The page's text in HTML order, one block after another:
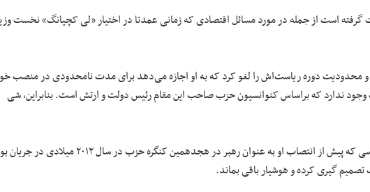
است از جمله در مورد مسائل اقتصادی که زمانی عمدتا در اختیار «لی کچیانگ» نخست
و محدودیت دوره ریاست‌اش را لغو کرد که به او اجازه می‌دهد برای مدت نامحدودی در منصب
ندارد که براساس کنوانسیون حزب صاحب این مقام رئیس دولت و ارتش است. بنابراین، شی
موقعیت او امن به نظر می‌رسد. نشانه اندکی از درگیری‌های سیاسی که پیش از انتصاب او به عنوان رهبر در هجدهمین کنگره حزب در سال ۲۰۱۲
گیری کرده و هوشیار باقی بماند.